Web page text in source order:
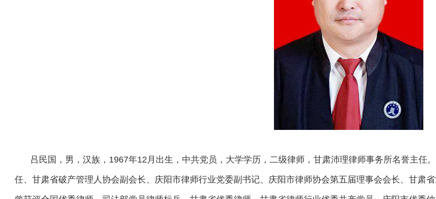
吕民国 ，男，汉族，1967年12月出生，中共党员，大学学历，二级律师，甘肃沛理律师事务所名誉主任
任、甘肃省破产管理人协会副会长、庆阳市律师行业党委副书记、庆阳市律师协会第五届理事会会长、甘肃